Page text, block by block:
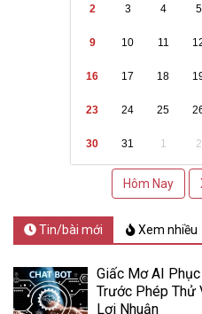
2 3 4 5
9 10 11
16 17 18
23 24 25
30 31 1 2
Hôm Nay
Tin/bài mới Xem nhiều
Giấc Mơ AI
Trước Phép Thử
Lợi Nhuận